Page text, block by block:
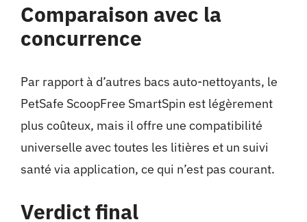
Comparaison avec la
concurrence
Par rapport à d’autres bacs auto-nettoyants, le
PetSafe ScoopFree SmartSpin est légèrement
plus coûteux, mais il offre une compatibilité
universelle avec toutes les litières et un suivi
santé via application, ce qui n’est pas courant.
Verdict final